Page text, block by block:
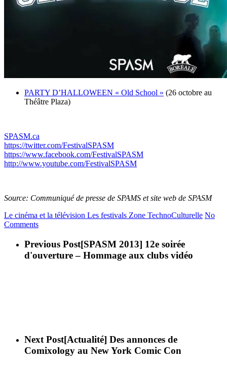
PARTY D’HALLOWEEN « Old School » (26 octobre au
Théâtre Plaza)
SPASM.ca
https://twitter.com/FestivalSPASM
https://www.facebook.com/FestivalSPASM
http://www.youtube.com/FestivalSPASM
Source: Communiqué de presse de SPAMS et site web de SPASM
Le cinéma et la télévision Les festivals Zone TechnoCulturelle No
Comments
Previous Post[SPASM 2013] 12e soirée
d'ouverture – Hommage aux clubs vidéo
Next Post[Actualité] Des annonces de
Comixology au New York Comic Con